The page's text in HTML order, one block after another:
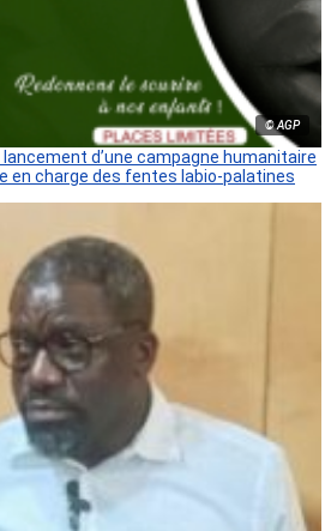
© AGP
lancement d’une campagne humanitaire
en charge des fentes labio-palatines